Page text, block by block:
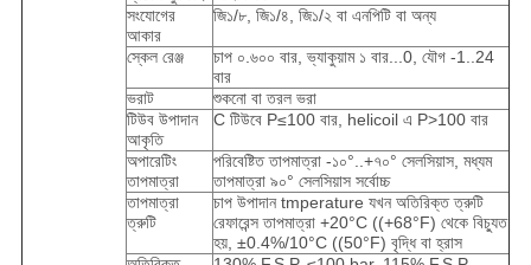
সংযোগের
আকার
জি১/৮, জি১/৪, জি১/২ বা এনপিটি বা অন্য
স্কেল রেঞ্জ
চাপ ০.৬০০ বার, ভ্যাকুয়াম ১ বার...0, যৌগ -1..24
বার
ভরাট
শুকনো বা তরল ভরা
টিউব উপাদান
আকৃতি
C টিউবে P≤100 বার, helicoil এ P>100 বার
অপারেটিং
তাপমাত্রা
পরিবেষ্টিত তাপমাত্রা -১০°..+৭০° সেলসিয়াস, মধ্যম
তাপমাত্রা ৯০° সেলসিয়াস সর্বোচ্চ
তাপমাত্রা
ত্রুটি
চাপ উপাদান tmperature যখন অতিরিক্ত ত্রুটি
রেফারেন্স তাপমাত্রা +20°C ((+68°F) থেকে বিচ্যুত
হয়, ±0.4%/10°C ((50°F) বৃদ্ধি বা হ্রাস